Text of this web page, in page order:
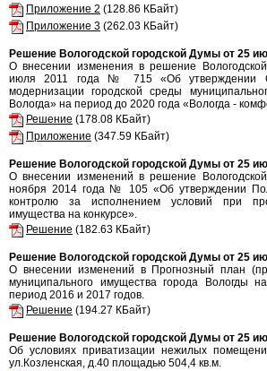
Приложение 2 (128.86 КБайт)
Приложение 3 (262.03 КБайт)
Решение Вологодской городской Думы от 25
О внесении изменения в решение
июля 2011 года № 715 «Об утверждении
модернизации городской среды
Вологда» на период до 2020 года «Вологда -
Решение (178.08 КБайт)
Приложение (347.59 КБайт)
Решение Вологодской городской Думы от 25
О внесении изменений в решение
ноября 2014 года № 105 «Об утверждении
контролю за исполнением условий при
имущества на конкурсе».
Решение (182.63 КБайт)
Решение Вологодской городской Думы от 25
О внесении изменений в Прогнозный план
муниципального имущества города Вологды
период 2016 и 2017 годов.
Решение (194.27 КБайт)
Решение Вологодской городской Думы от 25
Об условиях приватизации нежилых
ул.Козленская, д.40 площадью 504,4 кв.м.